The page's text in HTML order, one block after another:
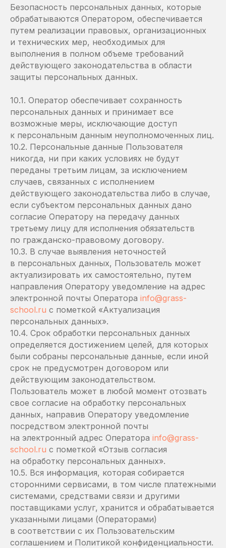
Безопасность персональных данных, которые
обрабатываются Оператором, обеспечивается
путем реализации правовых, организационных
и технических мер, необходимых для
выполнения в полном объеме требований
действующего законодательства в области
защиты персональных данных.
10.1. Оператор обеспечивает сохранность
персональных данных и принимает все
возможные меры, исключающие доступ
к персональным данным неуполномоченных лиц.
10.2. Персональные данные Пользователя
никогда, ни при каких условиях не будут
переданы третьим лицам, за исключением
случаев, связанных с исполнением
действующего законодательства либо в случае,
если субъектом персональных данных дано
согласие Оператору на передачу данных
третьему лицу для исполнения обязательств
по гражданско-правовому договору.
10.3. В случае выявления неточностей
в персональных данных, Пользователь может
актуализировать их самостоятельно, путем
направления Оператору уведомление на адрес
электронной почты Оператора info@grass-
school.ru с пометкой «Актуализация
персональных данных».
10.4. Срок обработки персональных данных
определяется достижением целей, для которых
были собраны персональные данные, если иной
срок не предусмотрен договором или
действующим законодательством.
Пользователь может в любой момент отозвать
свое согласие на обработку персональных
данных, направив Оператору уведомление
посредством электронной почты
на электронный адрес Оператора info@grass-
school.ru с пометкой «Отзыв согласия
на обработку персональных данных».
10.5. Вся информация, которая собирается
сторонними сервисами, в том числе платежными
системами, средствами связи и другими
поставщиками услуг, хранится и обрабатывается
указанными лицами (Операторами)
в соответствии с их Пользовательским
соглашением и Политикой конфиденциальности.